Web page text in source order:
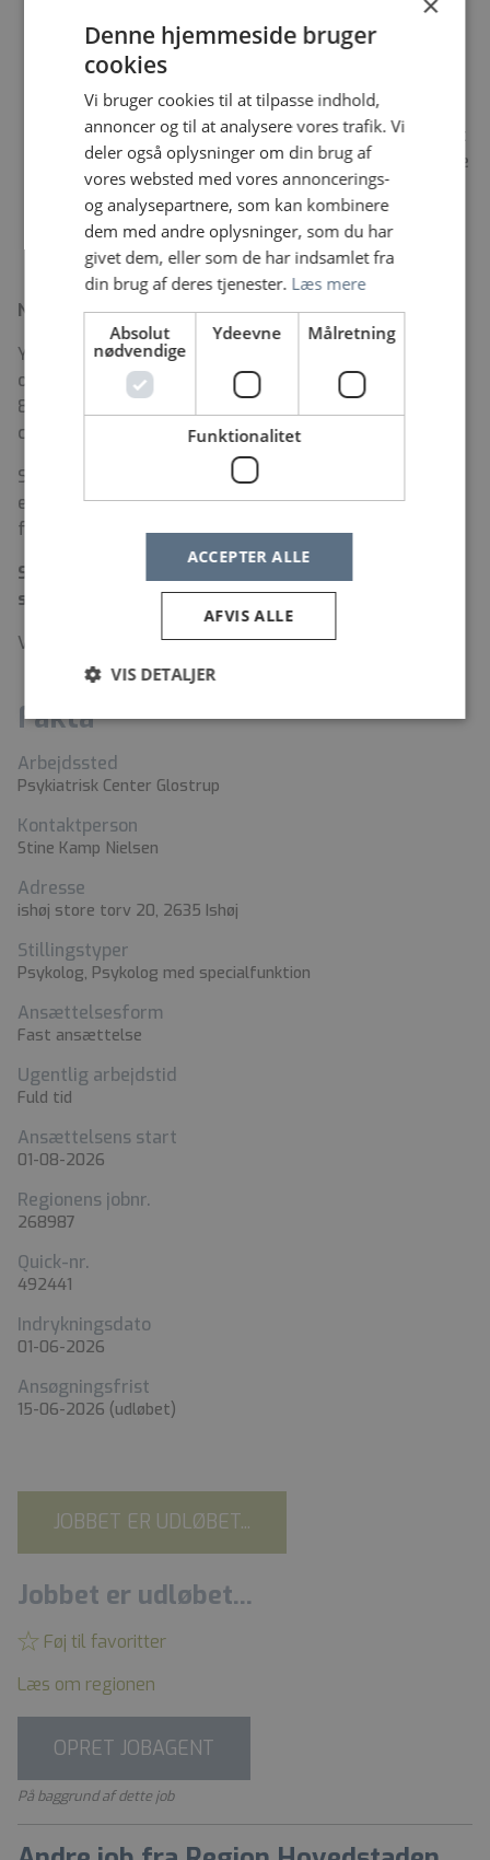
En arbejdsplads, der lægger stor vægt på den
enkelte kollegas medansvar og medindflydelse.
tryghed og er gode til at hjælpe hinanden
Ambulatoriets afd.ledende psykolog er i øjeblikket
på barsel, Centrets chefpsykolog bliver din faglige
leder. Du får tilknytning til det faglige miljø og et
stort psykologfællesskab på Psykiatrisk center
Glostrup
Nysgerrig?
Yderligere oplysninger kan du få hos konst.
oversygeplejerske Stine Kamp Nielsen på tlf. 24 49 42
88 mail:
Stine.kamp.nielsen@regionh.dk
eller
chefpsykolog Mette-Sofie Arnvig, tlf. 40218663
Stillingen er med tiltrædelse d. 1. august 2026, eller
efter aftale. Du ansættes i henhold til overenskomst
for akademikere ansat i regioner m.v.
Send ansøgning, CV og uddannelsesbevis via linket
senest d. 15. juni 2026.
Vi afholder løbende samtaler / i uge 25.
Fakta
Arbejdssted
Psykiatrisk Center Glostrup
Kontaktperson
Stine Kamp Nielsen
Adresse
ishøj store torv 20, 2635 Ishøj
Stillingstyper
Psykolog, Psykolog med specialfunktion
Ansættelsesform
Fast ansættelse
Ugentlig arbejdstid
Fuld tid
Ansættelsens start
01-08-2026
Regionens jobnr.
268987
Quick-nr.
492441
Indrykningsdato
01-06-2026
Ansøgningsfrist
15-06-2026 (udløbet)
JOBBET ER UDLØBET...
Jobbet er udløbet...
Føj til favoritter
Læs om regionen
OPRET JOBAGENT
På baggrund af dette job
Denne hjemmeside bruger
cookies
Vi bruger cookies til at tilpasse indhold,
annoncer og til at analysere vores trafik. Vi
deler også oplysninger om din brug af
vores websted med vores annoncerings-
og analysepartnere, som kan kombinere
dem med andre oplysninger, som du har
givet dem, eller som de har indsamlet fra
din brug af deres tjenester. Læs mere
Absolut
nødvendige
Ydeevne Målretning
Funktionalitet
ACCEPTER ALLE
AFVIS ALLE
VIS DETALJER